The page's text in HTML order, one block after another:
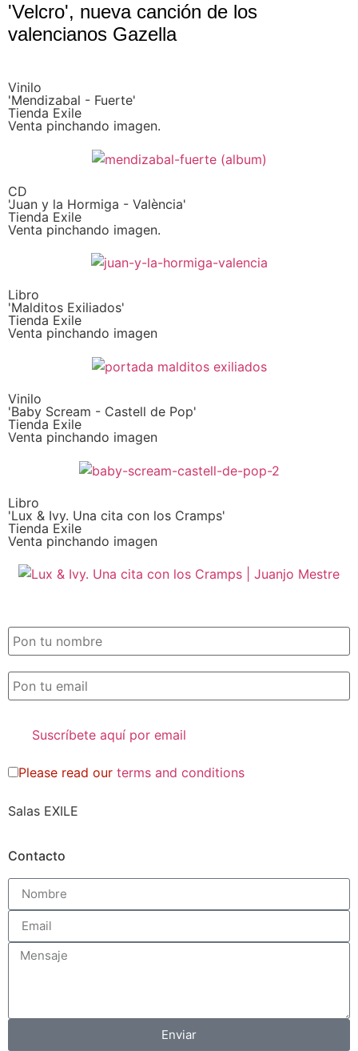
'Velcro', nueva canción de los
valencianos Gazella
Vinilo
'Mendizabal - Fuerte'
Tienda Exile
Venta pinchando imagen.
CD
'Juan y la Hormiga - València'
Tienda Exile
Venta pinchando imagen.
Libro
'Malditos Exiliados'
Tienda Exile
Venta pinchando imagen
Vinilo
'Baby Scream - Castell de Pop'
Tienda Exile
Venta pinchando imagen
Libro
'Lux & Ivy. Una cita con los Cramps'
Tienda Exile
Venta pinchando imagen
Please read our terms and conditions
Salas EXILE
Contacto
Enviar